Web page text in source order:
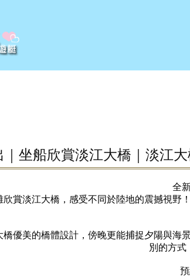
｜坐船欣賞淡江大橋｜淡江
全
賞淡江大橋，感受不同於陸地的震撼視野
橋優美的橋體設計，傍晚更能捕捉夕陽與
別的方式